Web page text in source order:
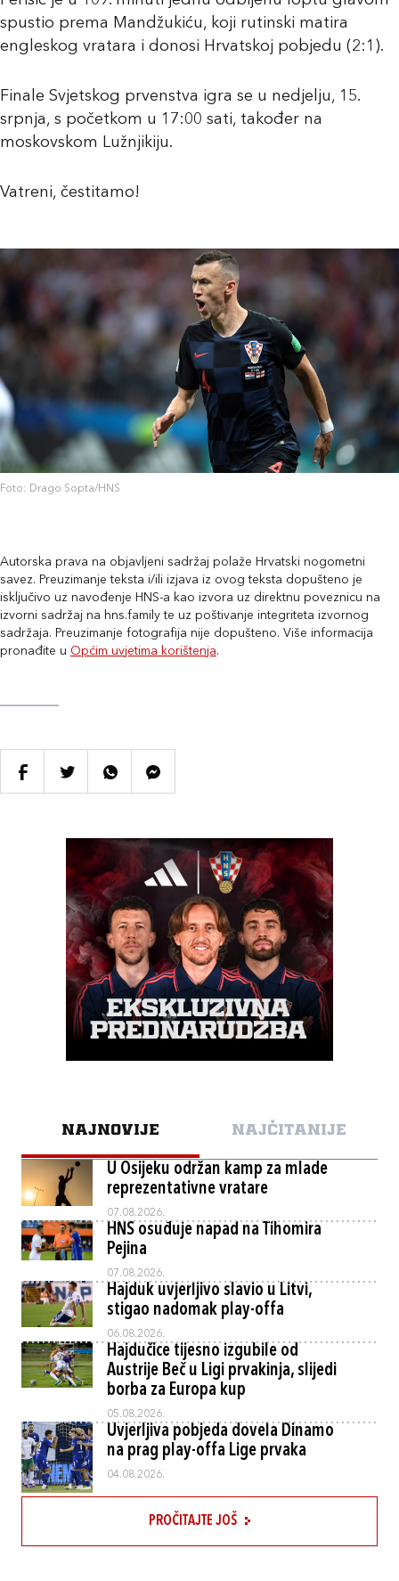
spustio prema Mandžukiću, koji rutinski matira
engleskog vratara i donosi Hrvatskoj pobjedu (2:1).
Finale Svjetskog prvenstva igra se u nedjelju, 15.
srpnja, s početkom u 17:00 sati, također na
moskovskom Lužnjikiju.
Vatreni, čestitamo!
Foto: Drago Sopta/HNS
Autorska prava na objavljeni sadržaj polaže Hrvatski nogometni
savez. Preuzimanje teksta i/ili izjava iz ovog teksta dopušteno je
isključivo uz navođenje HNS-a kao izvora uz direktnu poveznicu na
izvorni sadržaj na hns.family te uz poštivanje integriteta izvornog
sadržaja. Preuzimanje fotografija nije dopušteno. Više informacija
pronađite u Općim uvjetima korištenja.
NAJNOVIJE NAJČITANIJE
U Osijeku održan kamp za mlade
reprezentativne vratare
07.08.2026.
HNS osuđuje napad na Tihomira
Pejina
07.08.2026.
Hajduk uvjerljivo slavio u Litvi,
stigao nadomak play-offa
06.08.2026.
Hajdučice tijesno izgubile od
Austrije Beč u Ligi prvakinja, slijedi
borba za Europa kup
05.08.2026.
Uvjerljiva pobjeda dovela Dinamo
na prag play-offa Lige prvaka
04.08.2026.
PROČITAJTE JOŠ